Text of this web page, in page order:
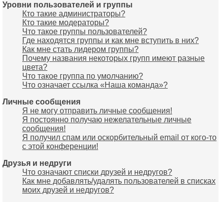
Уровни пользователей и группы
Кто такие администраторы?
Кто такие модераторы?
Что такое группы пользователей?
Где находятся группы и как мне вступить в них?
Как мне стать лидером группы?
Почему названия некоторых групп имеют разные
цвета?
Что такое группа по умолчанию?
Что означает ссылка «Наша команда»?
Личные сообщения
Я не могу отправить личные сообщения!
Я постоянно получаю нежелательные личные
сообщения!
Я получил спам или оскорбительный email от кого-то
с этой конференции!
Друзья и недруги
Что означают списки друзей и недругов?
Как мне добавлять/удалять пользователей в списках
моих друзей и недругов?